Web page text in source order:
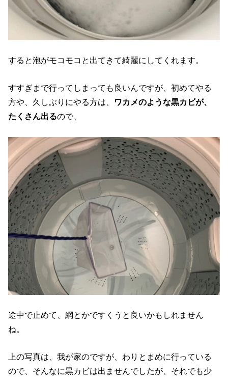
すると泡がモコモコと出てきて綺麗にしてくれます。
すすぎまで行ってしまっても良いんですが、初めてやる
方や、久しぶりにやる方は、 ワカメのような黒カビが、
たくさん出るので、
途中で止めて、網とかですくうと良いかもしれません
ね。
上の写真は、我が家のですが、わりとまめに行っている
ので、そんなに黒カビは出ませんでしたが、それでも少